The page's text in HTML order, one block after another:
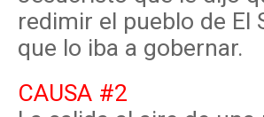
redimir el pueblo de El
que lo iba a gobernar.
CAUSA #2